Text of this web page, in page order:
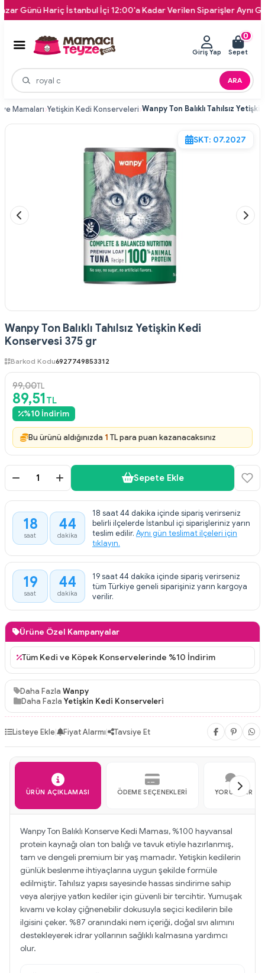
Hariç İstanbul İçi 12:00'a Kadar Verilen Siparişler Aynı Gün
ARA
Giriş Yap
0
Sepet
Mamaları Yetişkin Kedi Konserveleri
SKT: 07.2027
Wanpy Ton Balıklı Tahılsız Yetişkin Kedi
Konservesi 375 gr
Barkod Kodu6927749853312
99,00TL
89,51TL
%10 İndirim
Bu ürünü aldığınızda 1 TL para puan kazanacaksınız
Sepete Ekle
18
saat
44
dakika
18 saat 44 dakika içinde sipariş verirseniz
belirli ilçelerde İstanbul içi siparişleriniz yarın
teslim edilir. Aynı gün teslimat ilçeleri için
tıklayın.
19
saat
44
dakika
19 saat 44 dakika içinde sipariş verirseniz
tüm Türkiye geneli siparişiniz yarın kargoya
verilir.
Ürüne Özel Kampanyalar
Tüm Kedi ve Köpek Konservelerinde %10 İndirim
Daha Fazla Wanpy
Daha Fazla Yetişkin Kedi Konserveleri
Listeye Ekle| Fiyat Alarmı| Tavsiye Et
ÜRÜN AÇIKLAMASI ÖDEME SEÇENEKLERI YORUMLAR
Wanpy Ton Balıklı Konserve Kedi Maması, %100 hayvansal
protein kaynağı olan ton balığı ve tavuk etiyle hazırlanmış,
tam ve dengeli premium bir yaş mamadır. Yetişkin kedilerin
günlük beslenme ihtiyaçlarına uygun şekilde formüle
edilmiştir. Tahılsız yapısı sayesinde hassas sindirime sahip
veya alerjiye yatkın kediler için güvenli bir tercihtir. Yumuşak
kıvamı ve kolay çiğnenebilir dokusuyla seçici kedilerin bile
ilgisini çeker. %87 oranındaki nem içeriği, doğal sıvı alımını
destekleyerek idrar yollarının sağlıklı kalmasına yardımcı
olur.